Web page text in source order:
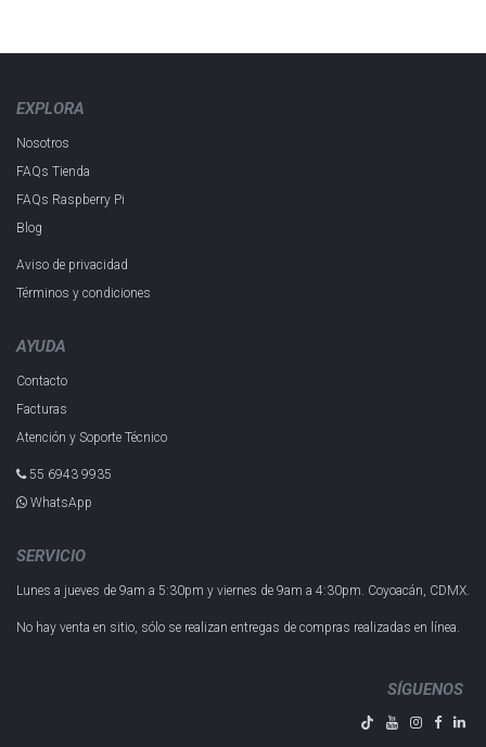
EXPLORA
Nosotros
FAQs Tienda
FAQs Raspberry Pi
Blog
Aviso de privacidad
Términos y condiciones
AYUDA
Contacto
Facturas
Atención y Soporte Técnico
55 6943 993​5
WhatsApp
SERVICIO
Lunes a jueves de 9am a 5:30pm y viernes de 9am a 4:30pm. Coyoacán, CDMX.
No hay venta en sitio, sólo se realizan entregas de compras realizadas en línea.
SÍGUENOS